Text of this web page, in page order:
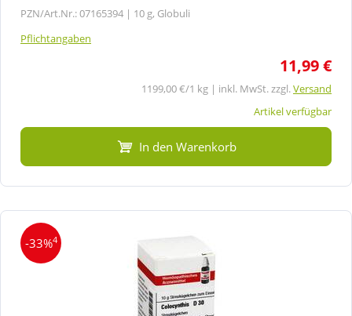
PZN/Art.Nr.: 07165394 | 10 g, Globuli
Pflichtangaben
11,99 €
1199,00 €/1 kg | inkl. MwSt. zzgl.Versand
Artikel verfügbar
In den Warenkorb
-33%4